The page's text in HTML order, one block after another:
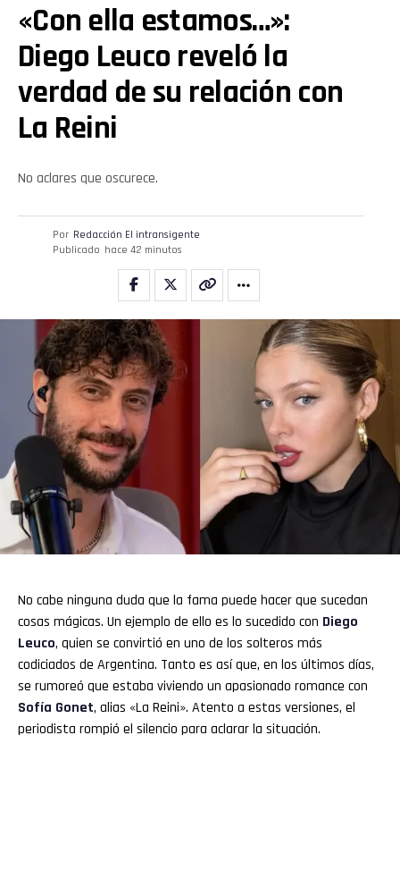
«Con ella estamos…»:
Diego Leuco reveló la
verdad de su relación con
La Reini
No aclares que oscurece.
Por Redacción El intransigente
Publicado hace 42 minutos
No cabe ninguna duda que la fama puede hacer que sucedan
cosas mágicas. Un ejemplo de ello es lo sucedido con Diego
Leuco, quien se convirtió en uno de los solteros más
codiciados de Argentina. Tanto es así que, en los últimos días,
se rumoreó que estaba viviendo un apasionado romance con
Sofía Gonet, alias «La Reini». Atento a estas versiones, el
periodista rompió el silencio para aclarar la situación.